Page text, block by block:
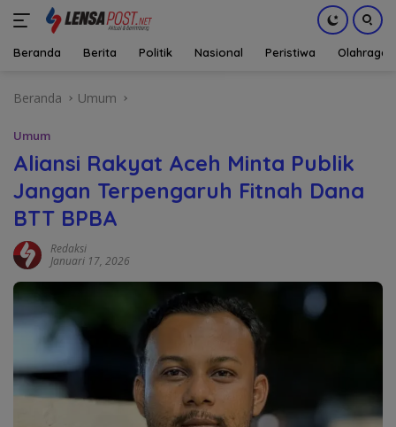
Beranda Berita Politik Nasional Peristiwa Olahraga
Beranda Umum
Umum
Aliansi Rakyat Aceh Minta Publik
Jangan Terpengaruh Fitnah Dana
BTT BPBA
Redaksi
Januari 17, 2026